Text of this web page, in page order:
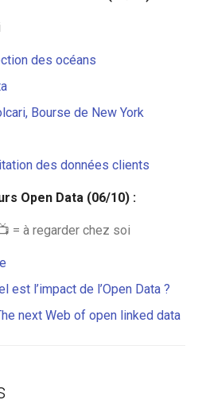
des océans
Bourse de New York
des données clients
Open Data (06/10) :
= à regarder chez soi
est l’impact de l’Open Data ?
next Web of open linked data